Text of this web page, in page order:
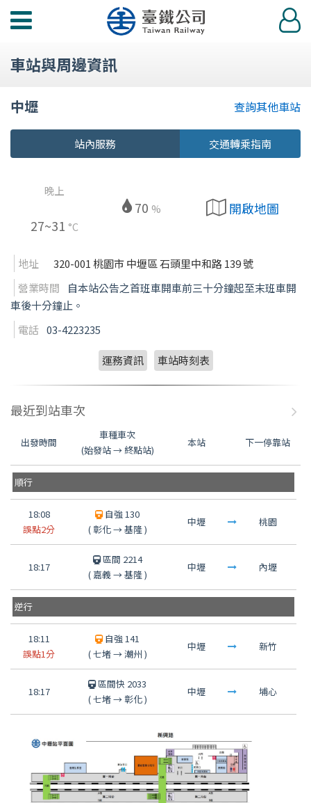
功
選
登
入
車站與周邊資訊
中壢 查詢其他車站
站內服務 交通轉乘指南
晚上
27~31 °C
70 % 開啟地圖
地址
320-001 桃園市 中壢區 石頭里中和路 139 號
營業時間
自本站公告之首班車開車前三十分鐘起至末班車開
車後十分鐘止。
電話 03-4223235
運務資訊 車站時刻表
最近到站車次
出發時間
車種車次
(始發站 → 終點站)
本站 下一停靠站
順行
18:08
誤點2分
自強 130
(彰化→基隆)
中壢 桃園
18:17
區間 2214
( 嘉義→基隆)
中壢 內壢
逆行
18:11
誤點1分
自強 141
(七堵→潮州 )
中壢 新竹
18:17
區間快 2033
(七堵→彰化)
中壢 埔心